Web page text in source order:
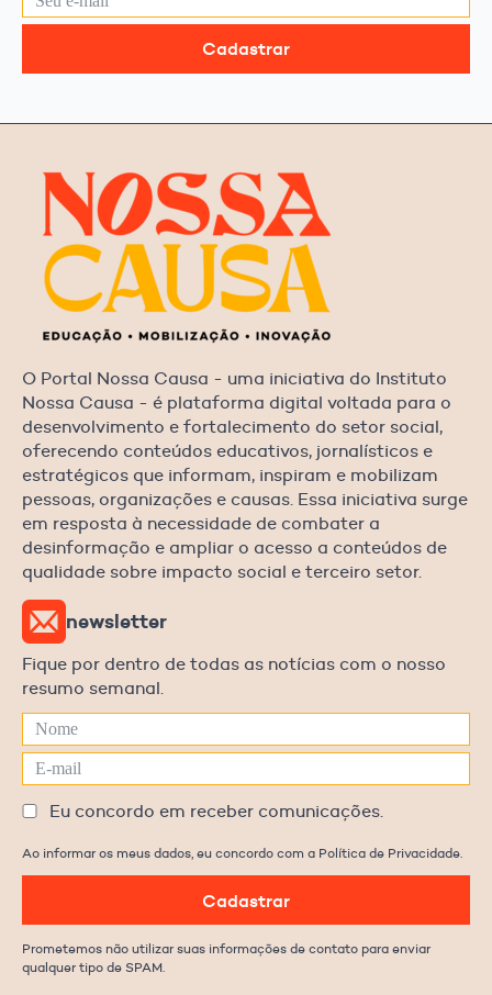
Cadastrar
O Portal Nossa Causa - uma iniciativa do Instituto
Nossa Causa - é plataforma digital voltada para o
desenvolvimento e fortalecimento do setor social,
oferecendo conteúdos educativos, jornalísticos e
estratégicos que informam, inspiram e mobilizam
pessoas, organizações e causas. Essa iniciativa surge
em resposta à necessidade de combater a
desinformação e ampliar o acesso a conteúdos de
qualidade sobre impacto social e terceiro setor.
newsletter
Fique por dentro de todas as notícias com o nosso
resumo semanal.
Eu concordo em receber comunicações.
Ao informar os meus dados, eu concordo com a Política de Privacidade.
Cadastrar
Prometemos não utilizar suas informações de contato para enviar
qualquer tipo de SPAM.